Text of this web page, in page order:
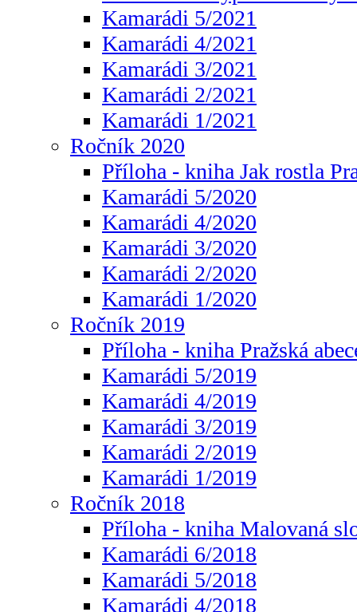
Kamarádi 5/2021
Kamarádi 4/2021
Kamarádi 3/2021
Kamarádi 2/2021
Kamarádi 1/2021
Ročník 2020
Příloha - kniha Jak rostla
Kamarádi 5/2020
Kamarádi 4/2020
Kamarádi 3/2020
Kamarádi 2/2020
Kamarádi 1/2020
Ročník 2019
Příloha - kniha Pražská
Kamarádi 5/2019
Kamarádi 4/2019
Kamarádi 3/2019
Kamarádi 2/2019
Kamarádi 1/2019
Ročník 2018
Příloha - kniha Malovaná
Kamarádi 6/2018
Kamarádi 5/2018
Kamarádi 4/2018